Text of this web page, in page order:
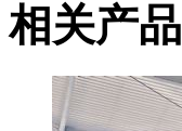
相关产品